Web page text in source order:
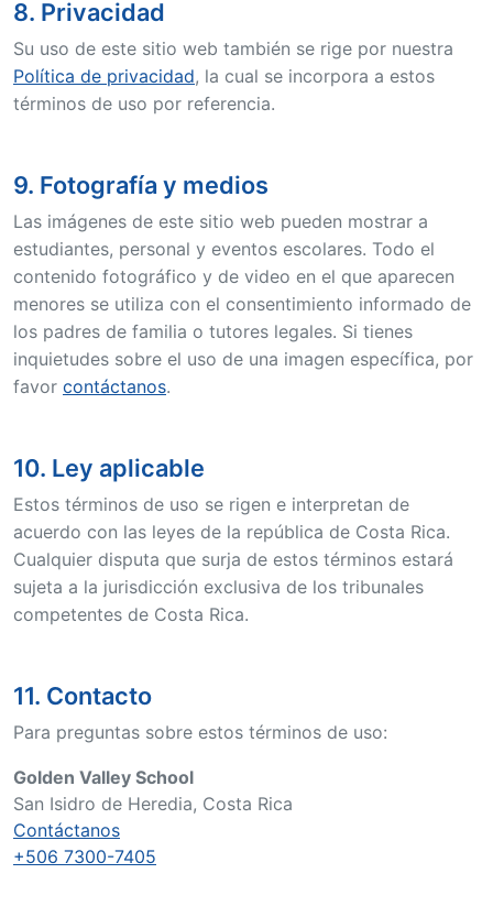
8. Privacidad
Su uso de este sitio web también se rige por nuestra
Política de privacidad, la cual se incorpora a estos
términos de uso por referencia.
9. Fotografía y medios
Las imágenes de este sitio web pueden mostrar a
estudiantes, personal y eventos escolares. Todo el
contenido fotográfico y de video en el que aparecen
menores se utiliza con el consentimiento informado de
los padres de familia o tutores legales. Si tienes
inquietudes sobre el uso de una imagen específica, por
favor contáctanos.
10. Ley aplicable
Estos términos de uso se rigen e interpretan de
acuerdo con las leyes de la república de Costa Rica.
Cualquier disputa que surja de estos términos estará
sujeta a la jurisdicción exclusiva de los tribunales
competentes de Costa Rica.
11. Contacto
Para preguntas sobre estos términos de uso:
Golden Valley School
San Isidro de Heredia, Costa Rica
Contáctanos
+506 7300-7405